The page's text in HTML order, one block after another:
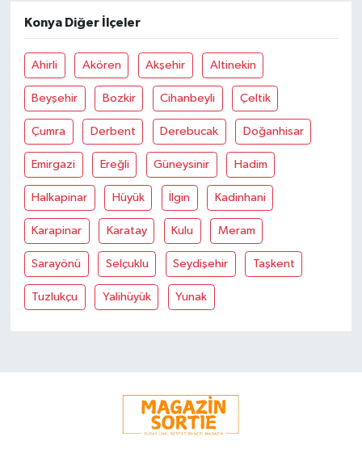
Konya Diğer İlçeler
Ahirli Akören Akşehir Altinekin
Beyşehir Bozkir Cihanbeyli Çeltik
Çumra Derbent Derebucak Doğanhisar
Emirgazi Ereğli Güneysinir Hadim
Halkapinar Hüyük İlgin Kadinhani
Karapinar Karatay Kulu Meram
Sarayönü Selçuklu Seydişehir Taşkent
Tuzlukçu Yalihüyük Yunak